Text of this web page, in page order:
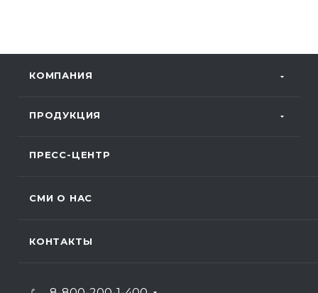
КОМПАНИЯ
ПРОДУКЦИЯ
ПРЕСС-ЦЕНТР
СМИ О НАС
КОНТАКТЫ